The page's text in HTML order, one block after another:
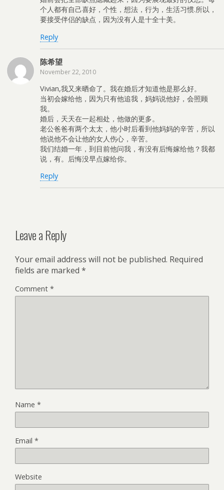
个人都有自己喜好，个性，想法，行为，生活习惯.所以，
要接受伴侣的缺点，因为没有人是十全十美。
Reply
陈希望
November 22, 2010
Vivian,我又来晒命了。我在婚后才知道他是那么好。
当初会嫁给他，因为只有他追我，妈妈说他好，会照顾
我。
婚后，天天在一起相处，他做的更多。
老公爸爸有两个太太，他小时后看到他妈妈的辛苦，所以
他说他不会让他的女人伤心，辛苦。
我们结婚一年，到目前他问我，有没有后悔嫁给他？我都
说，有。后悔没早点嫁给你。
Reply
Leave a Reply
Your email address will not be published. Required
fields are marked *
Comment *
Name *
Email *
Website